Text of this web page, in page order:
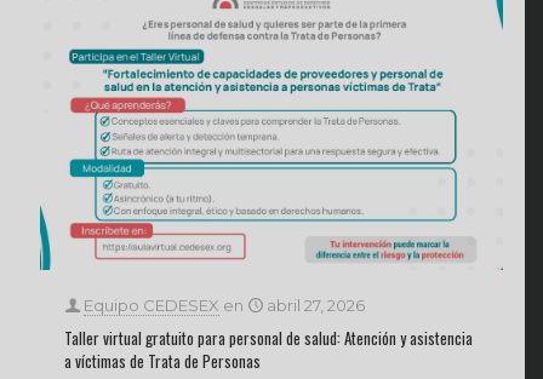
Equipo CEDESEX en abril 27, 2026
Taller virtual gratuito para personal de salud: Atención y asistencia
a víctimas de Trata de Personas